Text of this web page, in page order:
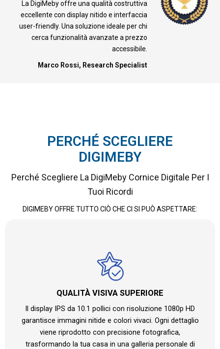
La DigiMeby offre una qualità costruttiva
eccellente con display nitido e interfaccia
user-friendly. Una soluzione ideale per chi
cerca funzionalità avanzate a prezzo
accessibile.
Marco Rossi, Research Specialist
PERCHÉ SCEGLIERE
DIGIMEBY
Perché Scegliere La DigiMeby Cornice Digitale Per I
Tuoi Ricordi
DIGIMEBY OFFRE TUTTO CIÒ CHE CI SI PUÒ ASPETTARE:
QUALITÀ VISIVA SUPERIORE
Il display IPS da 10.1 pollici con risoluzione 1080p HD
garantisce immagini nitide e colori vivaci. Ogni dettaglio
viene riprodotto con precisione fotografica,
trasformando la tua casa in una galleria personale di